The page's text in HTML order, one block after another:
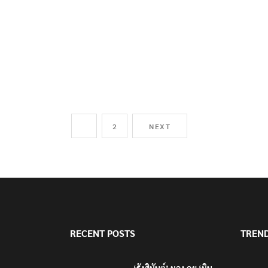
2 NEXT
RECENT POSTS